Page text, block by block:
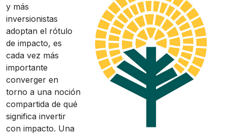
y más
inversionistas
adoptan el rótulo
de impacto, es
cada vez más
importante
converger en
torno a una noción
compartida de qué
significa invertir
con impacto. Una